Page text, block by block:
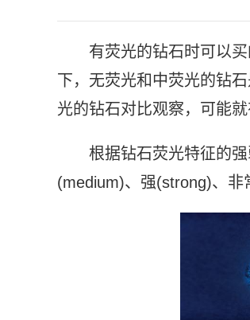
有荧光的钻石时可以
下，无荧光和中荧光的钻
光的钻石对比观察，可能就
根据钻石荧光特征的
(medium)、强(strong)、非